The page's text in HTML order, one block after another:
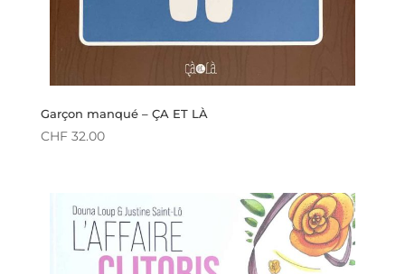
Garçon manqué – ÇA ET LÀ
CHF32.00